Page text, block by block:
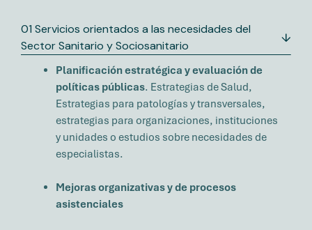
01 Servicios orientados a las necesidades del
Sector Sanitario y Sociosanitario
Planificación estratégica y evaluación de
políticas públicas. Estrategias de Salud,
Estrategias para patologías y transversales,
estrategias para organizaciones, instituciones
y unidades o estudios sobre necesidades de
especialistas.
Mejoras organizativas y de procesos
asistenciales